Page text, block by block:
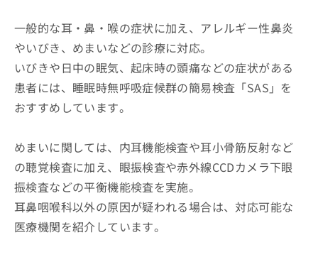
一般的な耳・鼻・喉の症状に加え、アレルギー性鼻炎
やいびき、めまいなどの診療に対応。
いびきや日中の眠気、起床時の頭痛などの症状がある
患者には、睡眠時無呼吸症候群の簡易検査「SAS」を
おすすめしています。
めまいに関しては、内耳機能検査や耳小骨筋反射など
の聴覚検査に加え、眼振検査や赤外線CCDカメラ下眼
振検査などの平衡機能検査を実施。
耳鼻咽喉科以外の原因が疑われる場合は、対応可能な
医療機関を紹介しています。